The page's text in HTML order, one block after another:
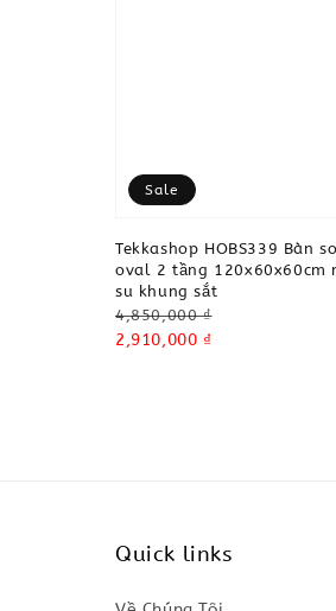
Sale
Tekkashop HOBS339 Bàn
oval 2 tầng 120x60x60cm
su khung sắt
Regular
price
4,850,000 ₫
Sale
2,910,000 ₫
Quick links